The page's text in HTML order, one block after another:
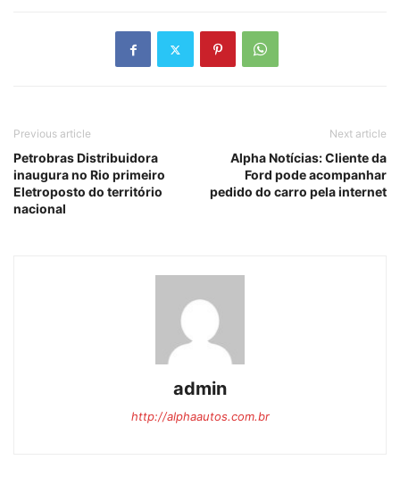
Previous article
Petrobras Distribuidora
inaugura no Rio primeiro
Eletroposto do território
nacional
Next article
Alpha Notícias: Cliente da
Ford pode acompanhar
pedido do carro pela internet
admin
http://alphaautos.com.br